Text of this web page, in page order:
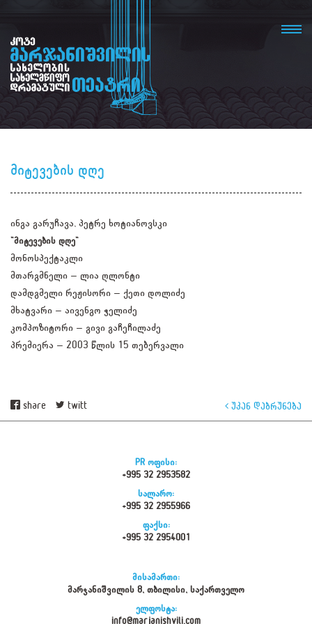
მიტევების დღე
ინგა გარუჩავა, პეტრე ხოტიანოვსკი
"მიტევების დღე"
მონოსპექტაკლი
მთარგმნელი – ლია ღლონტი
დამდგმელი რეჟისორი – ქეთი დოლიძე
მხატვარი – აივენგო ჭელიძე
კომპოზიტორი – გივი გაჩეჩილაძე
პრემიერა – 2003 წლის 15 თებერვალი
share twitt უკან დაბრუნება
PR ოფისი:
+995 32 2953582
სალარო:
+995 32 2955966
ფაქსი:
+995 32 2954001
მისამართი:
მარჯანიშვილის 8, თბილისი, საქართველო
ელფოსტა:
info@marjanishvili.com